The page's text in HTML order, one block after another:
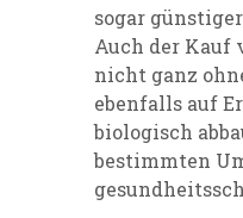
sogar
Auch der Kauf
nicht ganz
ebenfalls auf
biologisch
bestimmten